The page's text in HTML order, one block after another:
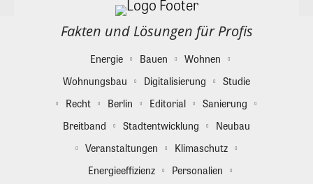
Fakten und Lösungen für Profis
Energie Bauen
Wohnen
Wohnungsbau
Digitalisierung
Studie
Recht
Berlin Editorial
Sanierung
Breitband
Stadtentwicklung
Neubau
Veranstaltungen
Klimaschutz
Energieeffizienz
Personalien